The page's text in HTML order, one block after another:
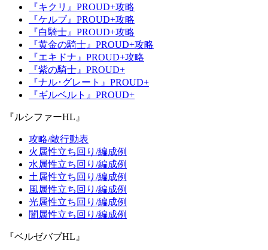
『キクリ』PROUD+攻略
『ケルブ』PROUD+攻略
『白騎士』PROUD+攻略
『黄金の騎士』PROUD+攻略
『エキドナ』PROUD+攻略
『紫の騎士』PROUD+
『ナル･グレート』PROUD+
『ギルベルト』PROUD+
『ルシファーHL』
攻略/敵行動表
火属性立ち回り/編成例
水属性立ち回り/編成例
土属性立ち回り/編成例
風属性立ち回り/編成例
光属性立ち回り/編成例
闇属性立ち回り/編成例
『ベルゼバブHL』